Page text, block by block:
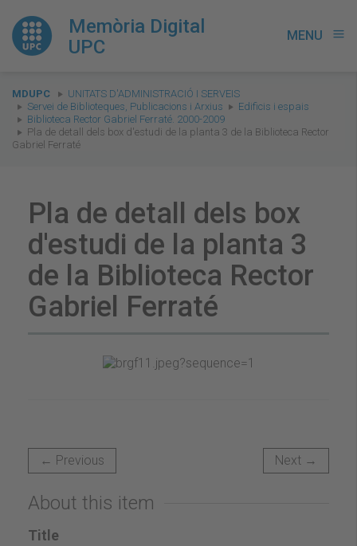
Memòria Digital
UPC
MENU menu
You
are
here:
MDUPC
UNITATS D'ADMINISTRACIÓ I SERVEIS
Servei de Biblioteques, Publicacions i Arxius
Edificis i espais
Biblioteca Rector Gabriel Ferraté. 2000-2009
Pla de detall dels box d'estudi de la planta 3 de la Biblioteca Rector
Gabriel Ferraté
Pla de detall dels box
d'estudi de la planta 3
de la Biblioteca Rector
Gabriel Ferraté
← Previous Next →
About this item
Title